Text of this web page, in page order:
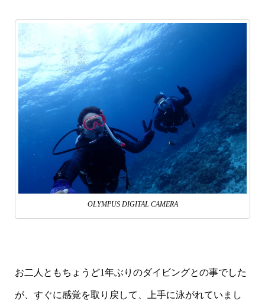
OLYMPUS DIGITAL CAMERA
お二人ともちょうど1年ぶりのダイビングとの事でした
が、すぐに感覚を取り戻して、上手に泳がれていまし